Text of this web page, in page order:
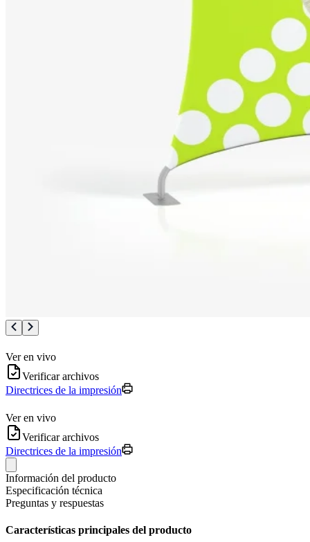
Ver en vivo
Verificar archivos
Directrices de la impresión
Ver en vivo
Verificar archivos
Directrices de la impresión
Información del producto
Especificación técnica
Preguntas y respuestas
Características principales del producto